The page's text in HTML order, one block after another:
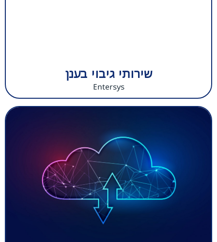
שירותי גיבוי בענן
Entersys